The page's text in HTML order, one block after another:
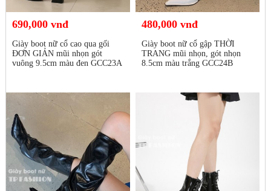
690,000 vnđ
Giày boot nữ cổ cao qua gối
ĐƠN GIẢN mũi nhọn gót
vuông 9.5cm màu đen GCC23A
480,000 vnđ
Giày boot nữ cổ gập THỜI
TRANG mũi nhọn, gót nhọn
8.5cm màu trắng GCC24B